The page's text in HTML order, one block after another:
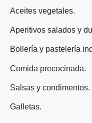
Aceites vegetales.
Aperitivos salados y
Bollería y pastelería
Comida precocinada.
Salsas y
Galletas.